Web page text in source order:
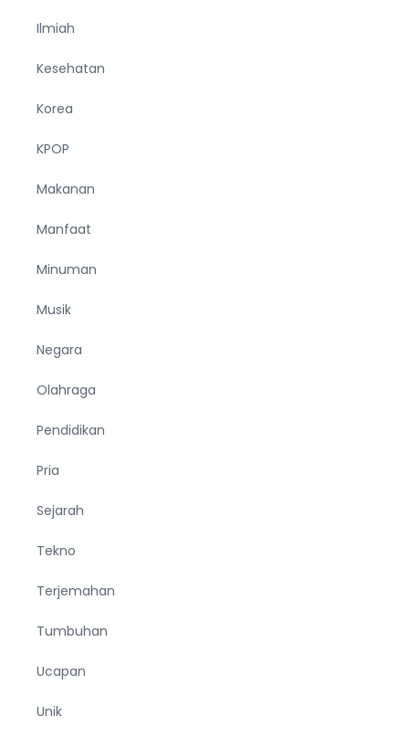
Ilmiah
Kesehatan
Korea
KPOP
Makanan
Manfaat
Minuman
Musik
Negara
Olahraga
Pendidikan
Pria
Sejarah
Tekno
Terjemahan
Tumbuhan
Ucapan
Unik